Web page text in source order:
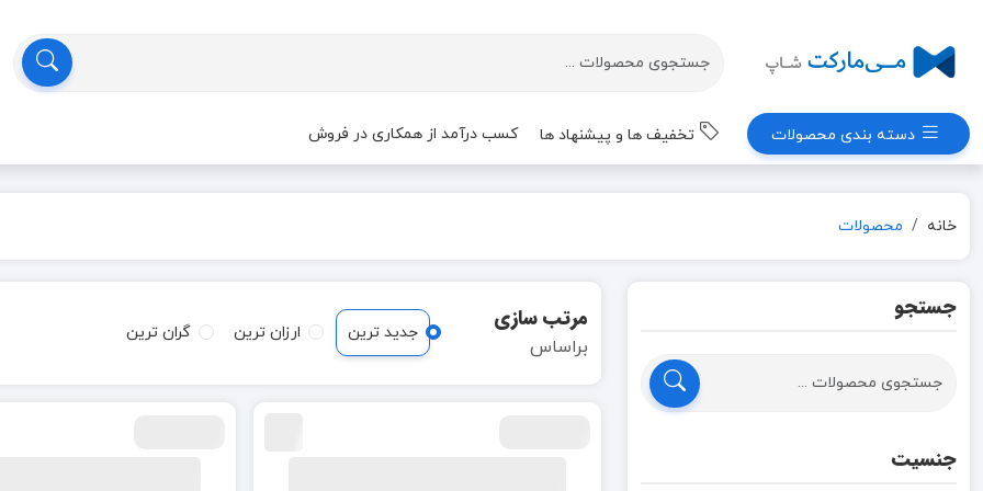
دسته بندی محصولات تخفیف ها و پیشنهاد ها کسب درآمد از همکاری در فروش
خانه محصولات
جستجو
جنسیت
مرتب سازی
براساس
جدید ترین ارزان ترین گران ترین